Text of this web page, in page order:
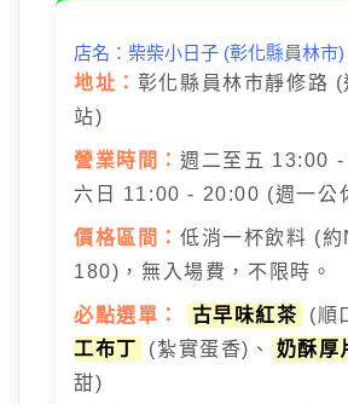
店名：柴柴小日子 (彰化縣員林市)
地址： 彰化縣員林市靜修路 (
站)
營業時間： 週二至五 13:00
六日 11:00 - 20:00 (週一公
價格區間： 低消一杯飲料 (
180)，無入場費，不限時。
必點選單： 古早味紅茶 (順
工布丁
(紮實蛋香)、 奶酥厚
甜)